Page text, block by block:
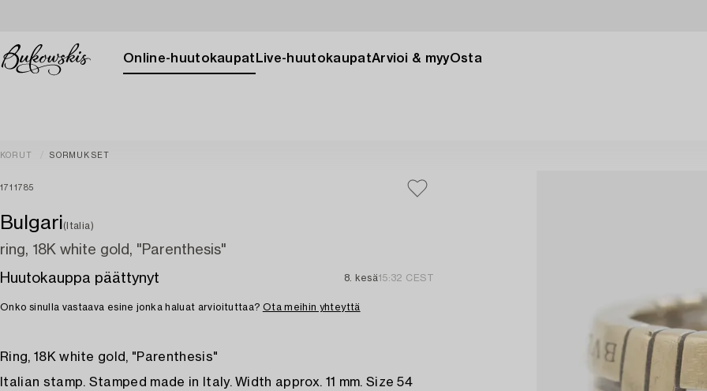
Online-huutokaupat Live-huutokaupatArvioi & myyOsta
KORUT SORMUKSET
1711785
Bulgari(Italia)
ring, 18K white gold, "Parenthesis"
Huutokauppa päättynyt
8. kesä15:32 CEST
Onko sinulla vastaava esine jonka haluat arvioituttaa? Ota meihin yhteyttä
Ring, 18K white gold, "Parenthesis"
Italian stamp. Stamped made in Italy. Width approx. 11 mm. Size 54